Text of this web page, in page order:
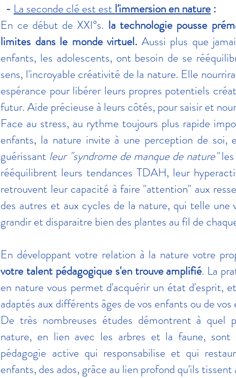
- La seconde clé est est l'immersion ennature :
En ce début de XXI°s. la technologie pousse
limites dans le monde virtuel. Aussi plus que
enfants, les adolescents, ont besoin de se
sens, l'incroyable créativité de la nature. Elle
espérance pour libérer leurs propres potentiels
futur. Aide précieuse à leurs côtés, pour saisir et
Face au stress, au rythme toujours plus rapide
enfants, la nature invite à une perception de soi,
guérissant leur "syndrome de manque de nature"les
rééquilibrent leurs tendances TDAH, leur
retrouvent leur capacité à faire "attention" aux
des autres et aux cycles de la nature, qui telle une
grandir et disparaitre bien des plantes au fil de
En développant votre relation à la nature votre
votre talent pédagogique s'en trouve amplifié. La
en nature vous permet d'acquérir un état d'esprit,
adaptés aux différents âges de vos enfants ou de vos
De très nombreuses études démontrent à quel
nature, en lien avec les arbres et la faune, sont
pédagogie active qui responsabilise et qui
enfants, des ados, grâce au lien profond qu'ils tissent